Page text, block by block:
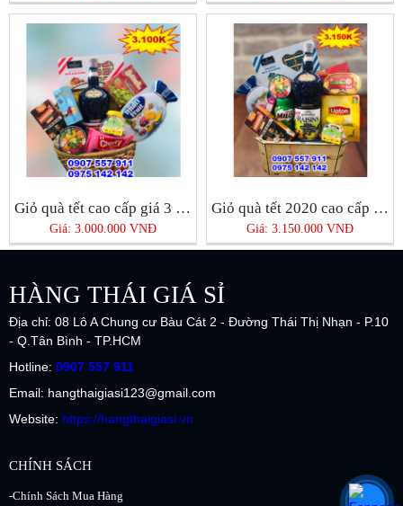
Giỏ quà tết cao cấp giá 3 triệu
Giá: 3.000.000 VNĐ
Giỏ quà tết 2020 cao cấp giá rẻ nhất Tphcm
Giá: 3.150.000 VNĐ
HÀNG THÁI GIÁ SỈ
Địa chỉ: 08 Lô A Chung cư Bàu Cát 2 - Đường Thái Thị Nhạn - P.10
- Q.Tân Bình - TP.HCM
Hotline: 0907 557 911
Email: hangthaigiasi123@gmail.com
Website: https://hangthaigiasi.vn
CHÍNH SÁCH
-Chính Sách Mua Hàng